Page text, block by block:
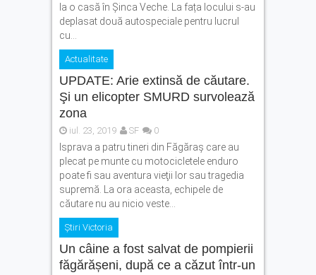
la o casă în Șinca Veche. La fața locului s-au
deplasat două autospeciale pentru lucrul
cu...
Actualitate
UPDATE: Arie extinsă de căutare.
Şi un elicopter SMURD survolează
zona
iul. 23, 2019 SF 0
Isprava a patru tineri din Făgăraş care au
plecat pe munte cu motocicletele enduro
poate fi sau aventura vieţii lor sau tragedia
supremă. La ora aceasta, echipele de
căutare nu au nicio veste...
Știri Victoria
Un câine a fost salvat de pompierii
făgărășeni, după ce a căzut într-un